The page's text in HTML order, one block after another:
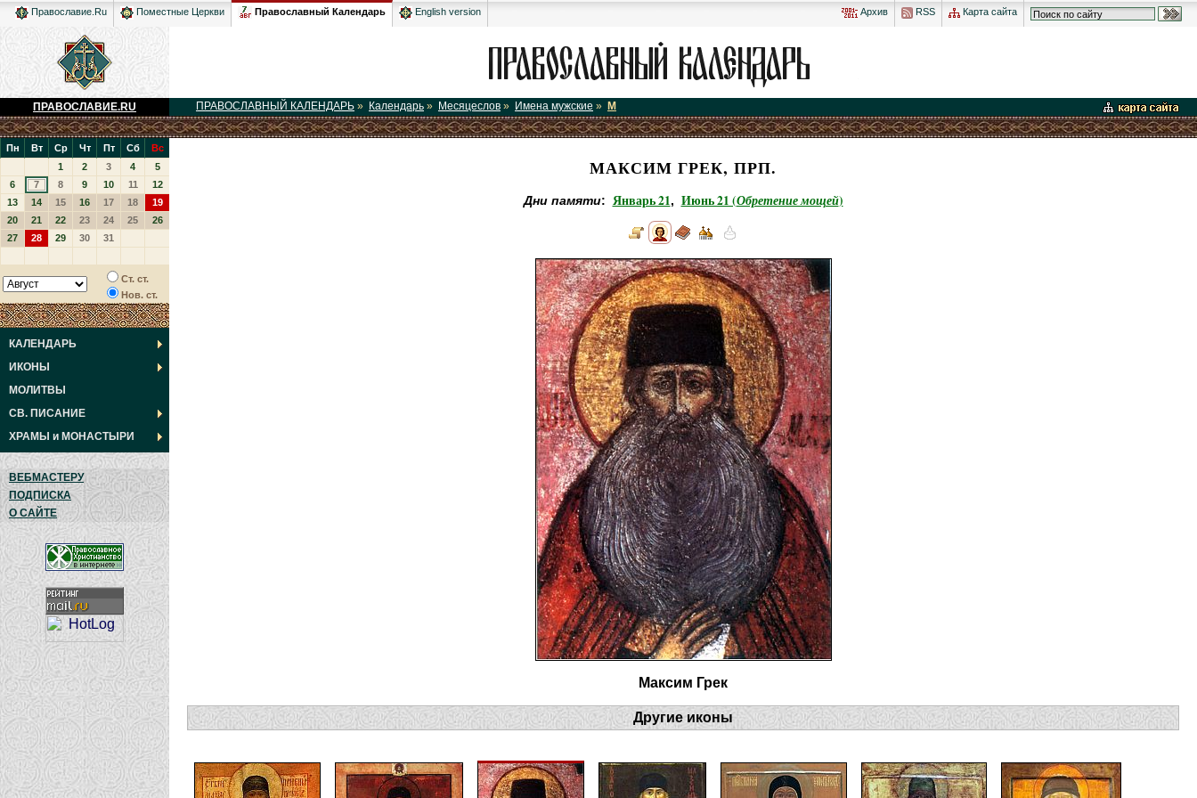
Архив RSS Карта сайта
Православие.Ru Поместные Церкви Православный Календарь English version
ПРАВОСЛАВИЕ.RU ПРАВОСЛАВНЫЙ КАЛЕНДАРЬ » Календарь » Месяцеслов » Имена мужские » М
Пн Вт Ср Чт Пт Сб
Вс
1
2 3 4
5
6
7 8 9 10 11
12
13
14 15 16 17 18
19
20
21 22 23 24 25
26
27
28 29 30 31
Ст. ст.
Нов. ст.
КАЛЕНДАРЬ
ИКОНЫ
МОЛИТВЫ
СВ. ПИСАНИЕ
ХРАМЫ и МОНАСТЫРИ
ВЕБМАСТЕРУ
ПОДПИСКА
О САЙТЕ
МАКСИМ ГРЕК, ПРП.
Дни памяти: Январь 21, Июнь 21 (Обретение мощей)
Максим Грек
Другие иконы